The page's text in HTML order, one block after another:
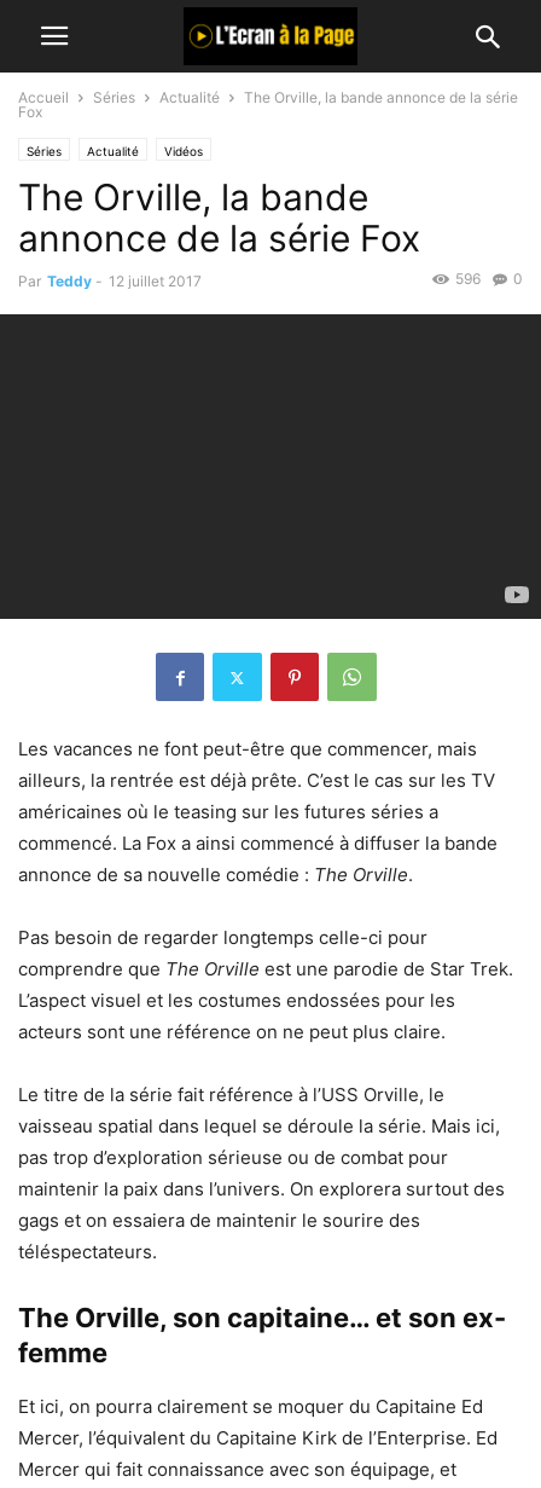
Accueil Séries Actualité
The Orville, la bande annonce de la série
Fox
Séries Actualité Vidéos
The Orville, la bande
annonce de la série Fox
Par Teddy - 12 juillet 2017 0
596
Les vacances ne font peut-être que commencer, mais
ailleurs, la rentrée est déjà prête. C’est le cas sur les TV
américaines où le teasing sur les futures séries a
commencé. La Fox a ainsi commencé à diffuser la bande
annonce de sa nouvelle comédie : The Orville.
Pas besoin de regarder longtemps celle-ci pour
comprendre que The Orville est une parodie de Star Trek.
L’aspect visuel et les costumes endossées pour les
acteurs sont une référence on ne peut plus claire.
Le titre de la série fait référence à l’USS Orville, le
vaisseau spatial dans lequel se déroule la série. Mais ici,
pas trop d’exploration sérieuse ou de combat pour
maintenir la paix dans l’univers. On explorera surtout des
gags et on essaiera de maintenir le sourire des
téléspectateurs.
The Orville, son capitaine… et son ex-
femme
Et ici, on pourra clairement se moquer du Capitaine Ed
Mercer, l’équivalent du Capitaine Kirk de l’Enterprise. Ed
Mercer qui fait connaissance avec son équipage, et